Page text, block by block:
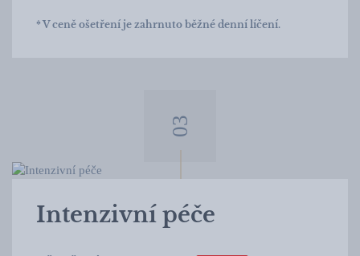
* V ceně ošetření je zahrnuto běžné denní líčení.
Intenzivní péče